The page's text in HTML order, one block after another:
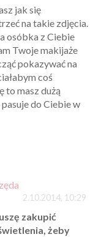
jak się
na takie zdjęcia.
osóbka z Ciebie
Twoje makijaże
pokazywać na
coś
to masz dużą
do Ciebie w
2.10.2014, 10:29
zakupić
żeby